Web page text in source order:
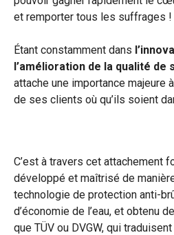
et remporter tous les suffrages !
Étant constamment dans
l’amélioration de la qualité de
attache une importance majeure
de ses clients où qu’ils soient
C’est à travers cet attachement
développé et maîtrisé de
technologie de protection anti-
d’économie de l’eau, et obtenu
que TÜV ou DVGW, qui